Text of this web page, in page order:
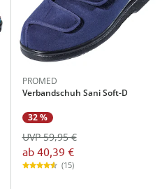
PROMED
Verbandschuh Sani Soft-D
32 %
ab 40,39 €
UVP 59,95 €
(15)